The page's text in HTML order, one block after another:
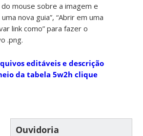
mouse sobre a imagem e
nova guia”, “Abrir em uma
link como” para fazer o
.png.
editáveis e descrição
da tabela 5w2h clique
Ouvidoria